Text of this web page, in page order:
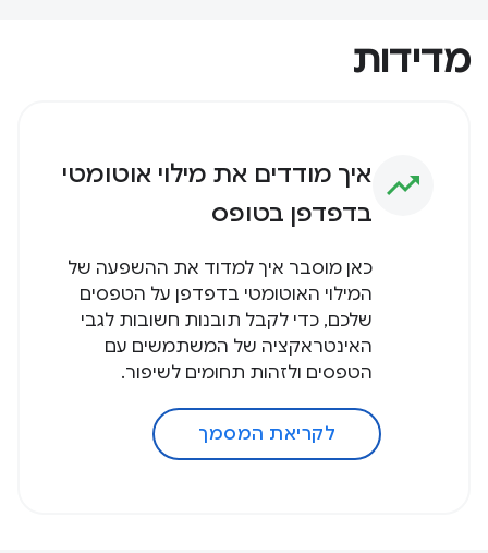
מדידות
trending_up איך מודדים את מילוי אוטומטי
בדפדפן בטופס
כאן מוסבר איך למדוד את ההשפעה של
המילוי האוטומטי בדפדפן על הטפסים
שלכם, כדי לקבל תובנות חשובות לגבי
האינטראקציה של המשתמשים עם
הטפסים ולזהות תחומים לשיפור.
לקריאת המסמך